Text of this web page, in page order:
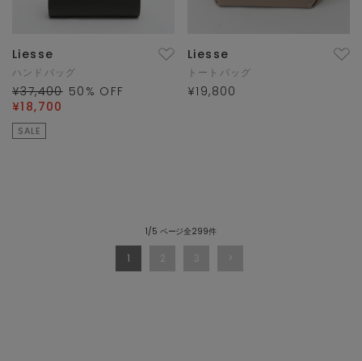
Liesse
ハンドバッグ
¥37,400 50 % OFF
¥18,700
SALE
Liesse
トートバッグ
¥19,800
1/5 ページ全299件
1 2 3